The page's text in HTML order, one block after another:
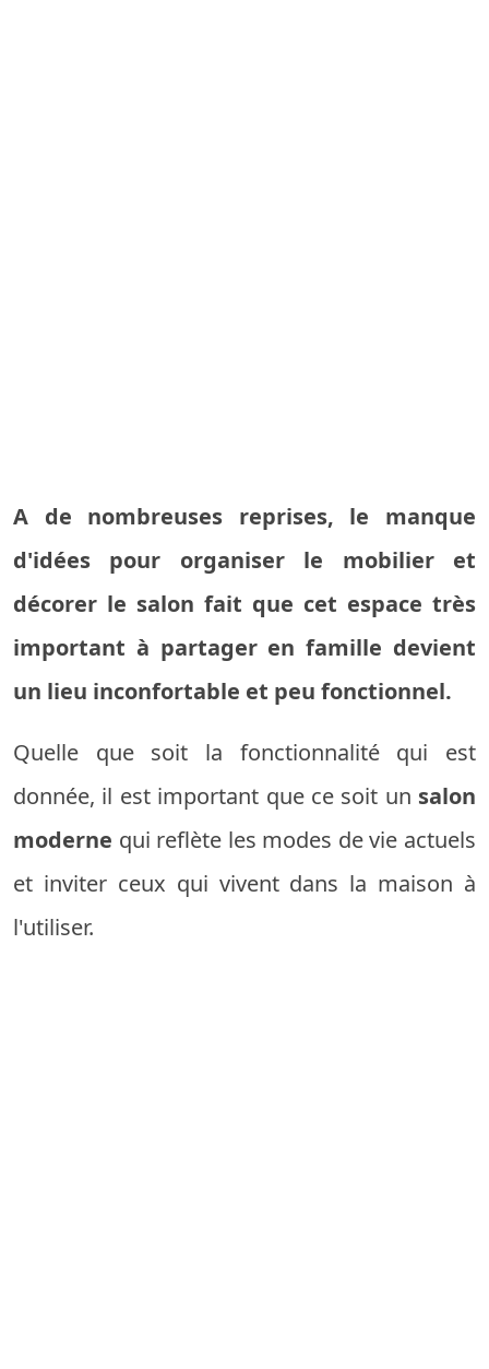
A de nombreuses reprises, le manque
d'idées pour organiser le mobilier et
décorer le salon fait que cet espace très
important à partager en famille devient
un lieu inconfortable et peu fonctionnel.
Quelle que soit la fonctionnalité qui est
donnée, il est important que ce soit un salon
moderne qui reflète les modes de vie actuels
et inviter ceux qui vivent dans la maison à
l'utiliser.